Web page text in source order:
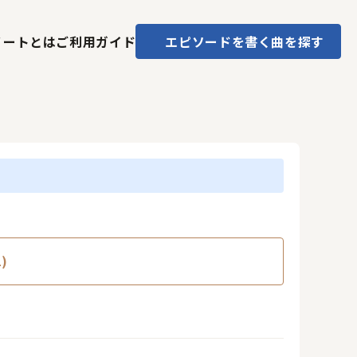
トとはご利用ガイド エピソードを書く 曲を探す